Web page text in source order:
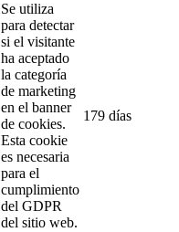
Se utiliza
para detectar
si el visitante
ha aceptado
la categoría
de marketing
en el banner
de cookies.
Esta cookie
es necesaria
para el
cumplimiento
del GDPR
del sitio web.
179 días